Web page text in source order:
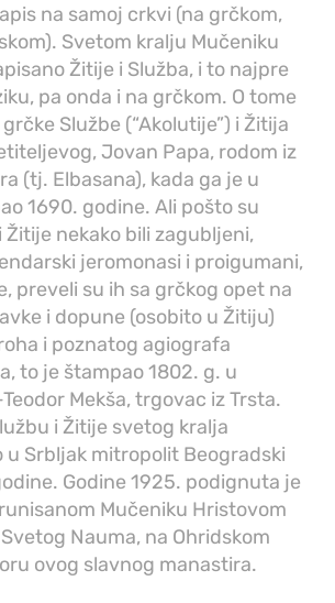
na samoj crkvi (na grčkom,
Svetom kralju Mučeniku
Žitije i Služba, i to najpre
pa onda i na grčkom. O tome
Službe (“Akolutije”) i Žitija
Jovan Papa, rodom iz
(tj. Elbasana), kada ga je u
1690. godine. Ali pošto su
Žitije nekako bili zagubljeni,
jeromonasi i proigumani,
preveli su ih sa grčkog opet na
i dopune (osobito u Žitiju)
i poznatog agiografa
to je štampao 1802. g. u
Mekša, trgovac iz Trsta.
i Žitije svetog kralja
u Srbljak mitropolit Beogradski
Godine 1925. podignuta je
Mučeniku Hristovom
Nauma, na Ohridskom
ovog slavnog manastira.